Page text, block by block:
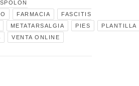
FARMACIA
FASCITIS
METATARSALGIA PIES
PLANTILLA
VENTA ONLINE